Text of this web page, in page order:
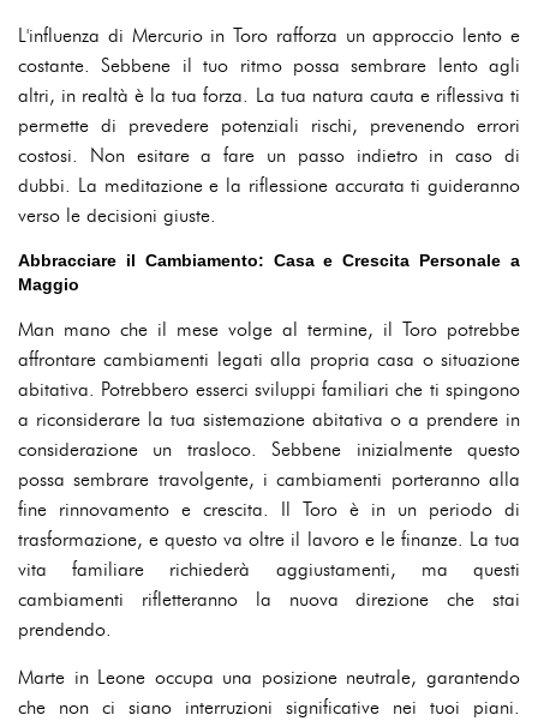
L'influenza di Mercurio in Toro rafforza un approccio lento e
costante. Sebbene il tuo ritmo possa sembrare lento agli
altri, in realtà è la tua forza. La tua natura cauta e riflessiva ti
permette di prevedere potenziali rischi, prevenendo errori
costosi. Non esitare a fare un passo indietro in caso di
dubbi. La meditazione e la riflessione accurata ti guideranno
verso le decisioni giuste.
Abbracciare il Cambiamento: Casa e Crescita Personale a
Maggio
Man mano che il mese volge al termine, il Toro potrebbe
affrontare cambiamenti legati alla propria casa o situazione
abitativa. Potrebbero esserci sviluppi familiari che ti spingono
a riconsiderare la tua sistemazione abitativa o a prendere in
considerazione un trasloco. Sebbene inizialmente questo
possa sembrare travolgente, i cambiamenti porteranno alla
fine rinnovamento e crescita. Il Toro è in un periodo di
trasformazione, e questo va oltre il lavoro e le finanze. La tua
vita familiare richiederà aggiustamenti, ma questi
cambiamenti rifletteranno la nuova direzione che stai
prendendo.
Marte in Leone occupa una posizione neutrale, garantendo
che non ci siano interruzioni significative nei tuoi piani.